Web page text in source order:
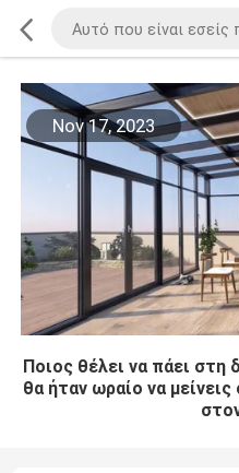
Nov 17, 2023
Ποιος θέλει να πάει
θα ήταν ωραίο να